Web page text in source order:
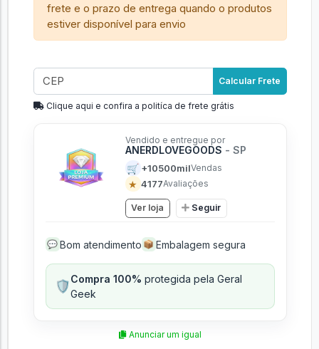
frete e o prazo de entrega quando o produtos
estiver disponível para envio
Calcular Frete
Clique aqui e confira a politíca de frete grátis
Vendido e entregue por
ANERDLOVEGOODS - SP
🛒 +10500milVendas
★ 4177Avaliações
Ver loja Seguir
💬 Bom atendimento 📦 Embalagem segura
🛡️Compra 100% protegida pela Geral
Geek
Anunciar um igual